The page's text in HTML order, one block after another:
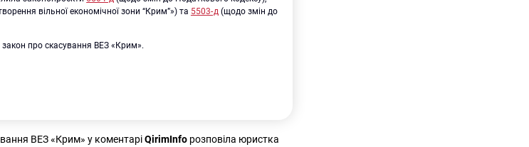
вільної економічної зони “Крим”») та 5503-д(щодо змін до
закон про скасування ВЕЗ «Крим».
ВЕЗ «Крим» у коментаріQirimInfo розповіла юристка